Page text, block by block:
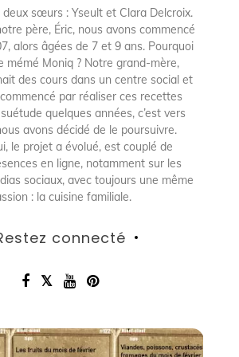
deux sœurs : Yseult et Clara Delcroix.
père, Éric, nous avons commencé
alors âgées de 7 et 9 ans. Pourquoi
mémé Moniq ? Notre grand-mère,
des cours dans un centre social et
par réaliser ces recettes
quelques années, c’est vers
avons décidé de le poursuivre.
le projet a évolué, est couplé de
en ligne, notamment sur les
sociaux, avec toujours une même
: la cuisine familiale.
connecté